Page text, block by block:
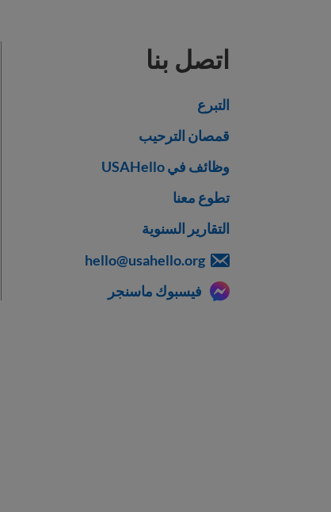
اتصل بنا
التبرع
قمصان الترحيب
وظائف في USAHello
تطوع معنا
التقارير السنوية
hello@usahello.org
فيسبوك ماسنجر